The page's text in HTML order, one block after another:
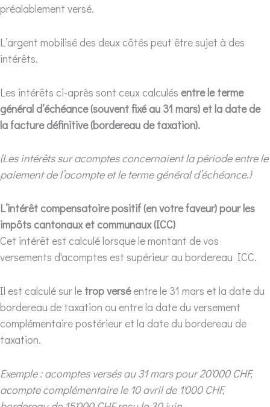
préalablement versé.
L’argent mobilisé des deux côtés peut être sujet à des
intérêts.
Les intérêts ci-après sont ceux calculés entre le terme
général d’échéance (souvent fixé au 31 mars) et la date de
la facture définitive (bordereau de taxation).
(Les intérêts sur acomptes concernaient la période entre le
paiement de l’acompte et le terme général d’échéance.)
L’intérêt compensatoire positif (en votre faveur) pour les
impôts cantonaux et communaux (ICC)
Cet intérêt est calculé lorsque le montant de vos
versements d'acomptes est supérieur au bordereau ICC.
Il est calculé sur le trop verséentre le 31 mars et la date du
bordereau de taxation ou entre la date du versement
complémentaire postérieur et la date du bordereau de
taxation.
Exemple : acomptes versés au 31 mars pour 20'000 CHF,
acompte complémentaire le 10 avril de 1'000 CHF,